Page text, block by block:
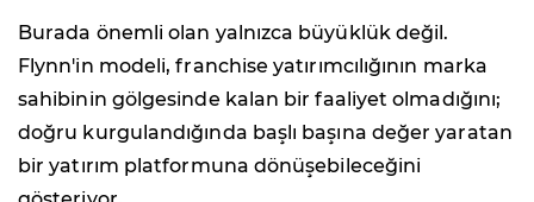
Burada önemli olan yalnızca büyüklük değil.
Flynn'in modeli, franchise yatırımcılığının marka
sahibinin gölgesinde kalan bir faaliyet olmadığını;
doğru kurgulandığında başlı başına değer yaratan
bir yatırım platformuna dönüşebileceğini